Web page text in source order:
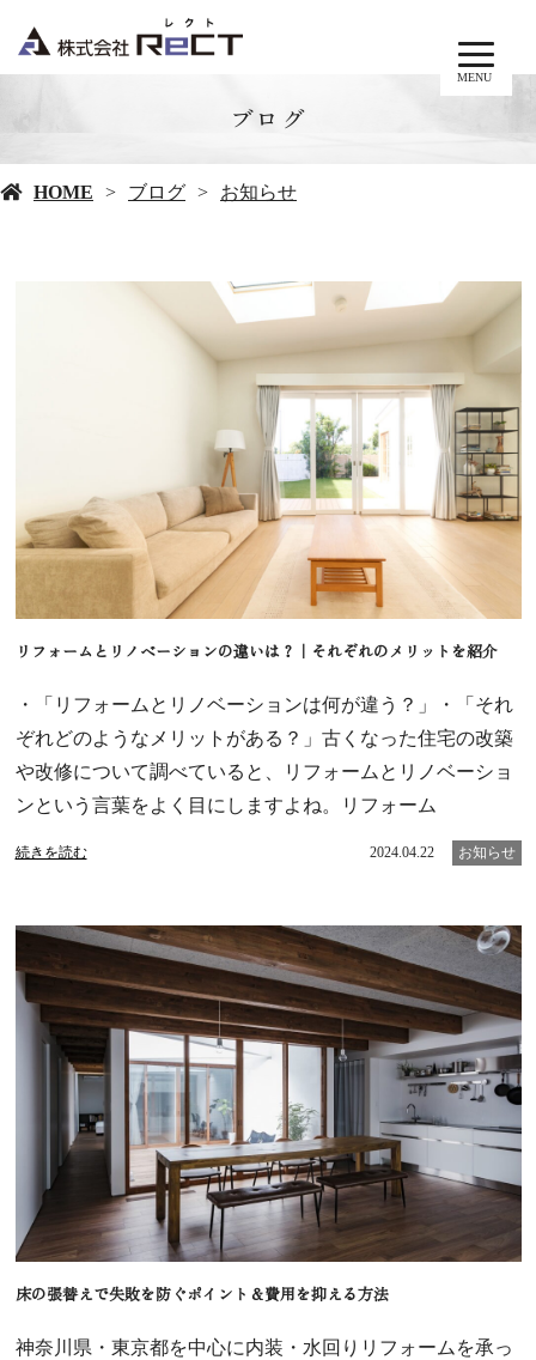
MENU
ブログ
HOME ブログ お知らせ
リフォームとリノベーションの違いは？｜それぞれのメリットを紹介
・「リフォームとリノベーションは何が違う？」・「それ
ぞれどのようなメリットがある？」古くなった住宅の改築
や改修について調べていると、リフォームとリノベーショ
ンという言葉をよく目にしますよね。リフォーム
続きを読む 2024.04.22 お知らせ
床の張替えで失敗を防ぐポイント＆費用を抑える方法
神奈川県・東京都を中心に内装・水回りリフォームを承っ